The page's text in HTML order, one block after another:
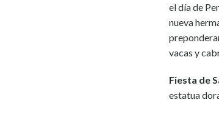
el día de
nueva
vacas y
Fiesta de
estatua